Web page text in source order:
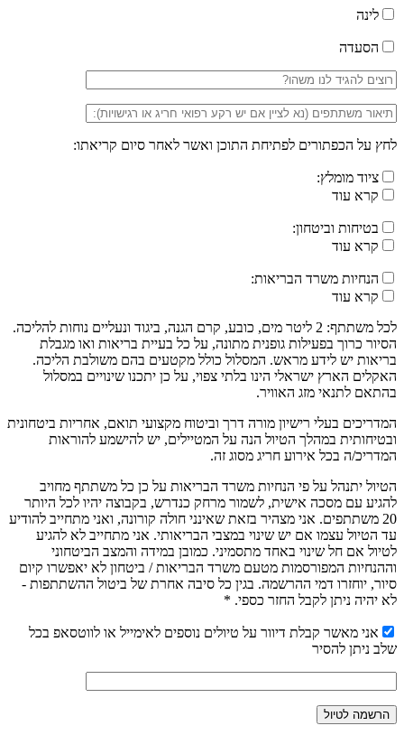
לינה
הסעדה
לחץ על הכפתורים לפתיחת התוכן ואשר לאחר סיום קריאתו:
ציוד מומלץ:
קרא עוד
בטיחות וביטחון:
קרא עוד
הנחיות משרד הבריאות:
קרא עוד
לכל משתתף: 2 ליטר מים, כובע, קרם הגנה, ביגוד ונעליים נוחות להליכה.
הסיור כרוך בפעילות גופנית מתונה, על כל בעיית בריאות ואו מגבלת
בריאות יש לידע מראש. המסלול כולל מקטעים בהם משולבת הליכה.
האקלים הארץ ישראלי הינו בלתי צפוי, על כן יתכנו שינויים במסלול
בהתאם לתנאי מזג האוויר.
המדריכים בעלי רישיון מורה דרך וביטוח מקצועי תואם, אחריות ביטחונית
ובטיחותית במהלך הטיול הנה על המטיילים, יש להישמע להוראות
המדריכ/ה בכל אירוע חריג מסוג זה.
הטיול יתנהל על פי הנחיות משרד הבריאות על כן כל משתתף מחויב
להגיע עם מסכה אישית, לשמור מרחק כנדרש, בקבוצה יהיו לכל היותר
20 משתתפים. אני מצהיר בזאת שאינני חולה קורונה, ואני מתחייב להודיע
עד הטיול עצמו אם יש שינוי במצבי הבריאותי. אני מתחייב לא להגיע
לטיול אם חל שינוי באחד מתסמיני. כמובן במידה והמצב הביטחוני
וההנחיות המפורסמות מטעם משרד הבריאות / ביטחון לא יאפשרו קיום
סיור, יוחזרו דמי ההרשמה. בגין כל סיבה אחרת של ביטול ההשתתפות -
לא יהיה ניתן לקבל החזר כספי. *
אני מאשר קבלת דיוור על טיולים נוספים לאימייל או לווטסאפ בכל
שלב ניתן להסיר